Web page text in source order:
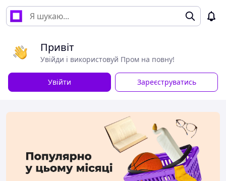
Привіт
Увійди і використовуй Пром на повну!
Увійти Зареєструватись